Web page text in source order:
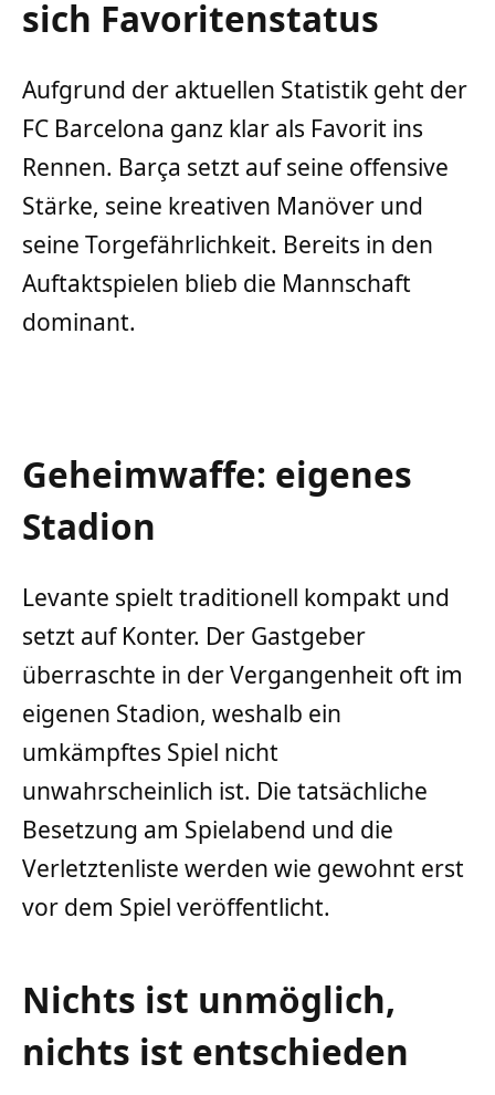
sich Favoritenstatus
Aufgrund der aktuellen Statistik geht der
FC Barcelona ganz klar als Favorit ins
Rennen. Barça setzt auf seine offensive
Stärke, seine kreativen Manöver und
seine Torgefährlichkeit. Bereits in den
Auftaktspielen blieb die Mannschaft
dominant.
Geheimwaffe: eigenes
Stadion
Levante spielt traditionell kompakt und
setzt auf Konter. Der Gastgeber
überraschte in der Vergangenheit oft im
eigenen Stadion, weshalb ein
umkämpftes Spiel nicht
unwahrscheinlich ist. Die tatsächliche
Besetzung am Spielabend und die
Verletztenliste werden wie gewohnt erst
vor dem Spiel veröffentlicht.
Nichts ist unmöglich,
nichts ist entschieden